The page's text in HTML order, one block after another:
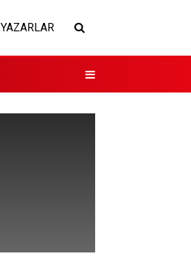
YAZARLAR